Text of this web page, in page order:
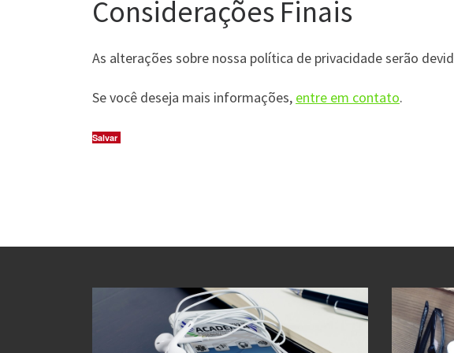
Considerações Finais
As alterações sobre nossa política de privacidade serão
Se você deseja mais informações, entre em contato.
Salvar